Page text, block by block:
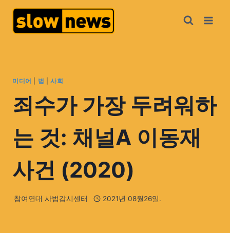
미디어 법 사회
죄수가 가장 두려워하
는 것: 채널A 이동재
사건 (2020)
참여연대 사법감시센터 2021년 08월26일.